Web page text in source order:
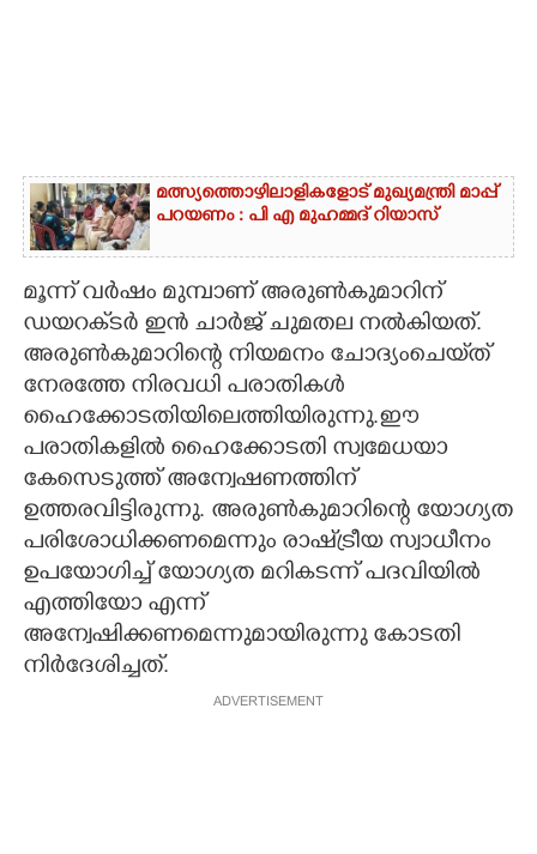
മത്സ്യത്തൊഴിലാളികളോട് മുഖ്യമന്ത്രി മാപ്പ്
പറയണം : പി എ മുഹമ്മദ് റിയാസ്
മൂന്ന് വർഷം മുമ്പാണ് അരുൺകുമാറിന്
ഡയറക്‌ടർ ഇൻ ചാർജ് ചുമതല നൽകിയത്.
അരുൺകുമാറിന്റെ നിയമനം ചോദ്യംചെയ്‌ത്
നേരത്തേ നിരവധി പരാതികൾ
ഹൈക്കോടതിയിലെത്തിയിരുന്നു.ഈ
പരാതികളിൽ ഹൈക്കോടതി സ്വമേധയാ
കേസെടുത്ത് അന്വേഷണത്തിന്
ഉത്തരവിട്ടിരുന്നു. അരുൺകുമാറിന്റെ യോഗ്യത
പരിശോധിക്കണമെന്നും രാഷ്‌ട്രീയ സ്വാധീനം
ഉപയോഗിച്ച് യോഗ്യത മറികടന്ന് പദവിയിൽ
എത്തിയോ എന്ന്
അന്വേഷിക്കണമെന്നുമായിരുന്നു കോടതി
നിർദേശിച്ചത്.
ADVERTISEMENT